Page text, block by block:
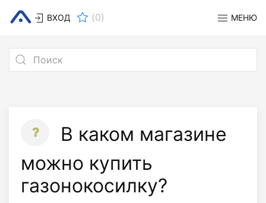
ВХОД (0) МЕНЮ
В каком магазине
можно купить
газонокосилку?